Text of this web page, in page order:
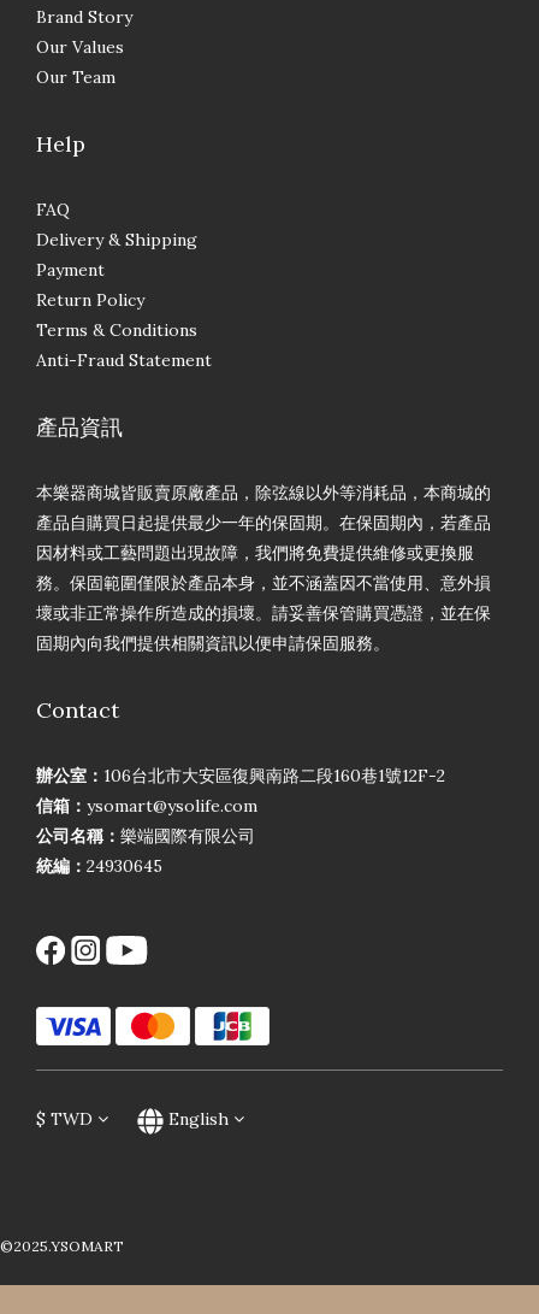
Brand Story
Our Values
Our Team
Help
FAQ
Delivery & Shipping
Payment
Return Policy
Terms & Conditions
Anti-Fraud Statement
產品資訊
本樂器商城皆販賣原廠產品，除弦線以外等消耗品，本商城的
產品自購買日起提供最少一年的保固期。在保固期內，若產品
因材料或工藝問題出現故障，我們將免費提供維修或更換服
務。保固範圍僅限於產品本身，並不涵蓋因不當使用、意外損
壞或非正常操作所造成的損壞。請妥善保管購買憑證，並在保
固期內向我們提供相關資訊以便申請保固服務。
Contact
辦公室： 106台北市大安區復興南路二段160巷1號12F-2
信箱： ysomart@ysolife.com
公司名稱： 樂端國際有限公司
統編： 24930645
$ TWD English
©2025.YSOMART